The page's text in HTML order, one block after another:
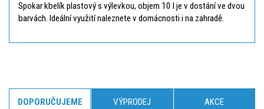
Spokar kbelík plastový s výlevkou, objem 10 l je v dostání ve dvou
barvách. Ideální využití naleznete v domácnosti i na zahradě.
DOPORUČUJEME VÝPRODEJ AKCE